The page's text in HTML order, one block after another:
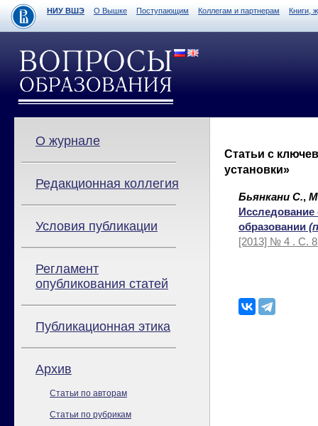
НИУ ВШЭ О Вышке Поступающим Коллегам и партнерам Книги,
О журнале
Редакционная коллегия
Условия публикации
Регламент
опубликования статей
Публикационная этика
Архив
Статьи по авторам
Статьи по рубрикам
Статьи с
установки»
Бьянкани С.,
образовании
[2013] № 4 . С.